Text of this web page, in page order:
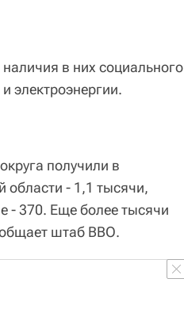
в них социального
электроэнергии.
получили в
- 1,1 тысячи,
- 370. Еще более тысячи
штаб ВВО.